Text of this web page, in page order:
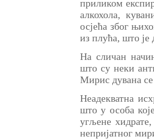
приликом
алкохола,
осјећа због
из плућа, што је
На сличан
што су неки
Мирис дувана
Неадекватна
што у особа
угљене
непријатног